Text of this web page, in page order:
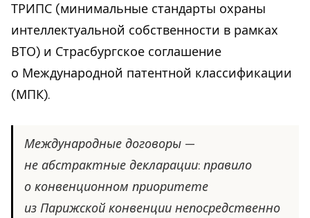
ТРИПС (минимальные стандарты охраны
интеллектуальной собственности в рамках
ВТО) и Страсбургское соглашение
о Международной патентной классификации
(МПК).
Международные договоры —
не абстрактные декларации: правило
о конвенционном приоритете
из Парижской конвенции непосредственно